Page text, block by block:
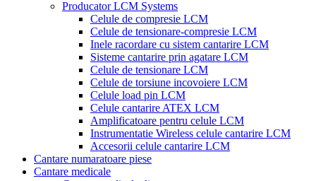
Producator LCM Systems
Celule de compresie LCM
Celule de tensionare-compresie LCM
Inele racordare cu sistem cantarire LCM
Sisteme cantarire prin agatare LCM
Celule de tensionare LCM
Celule de torsiune incovoiere LCM
Celule load pin LCM
Celule cantarire ATEX LCM
Amplificatoare pentru celule LCM
Instrumentatie Wireless celule cantarire LCM
Accesorii celule cantarire LCM
Cantare numaratoare piese
Cantare medicale